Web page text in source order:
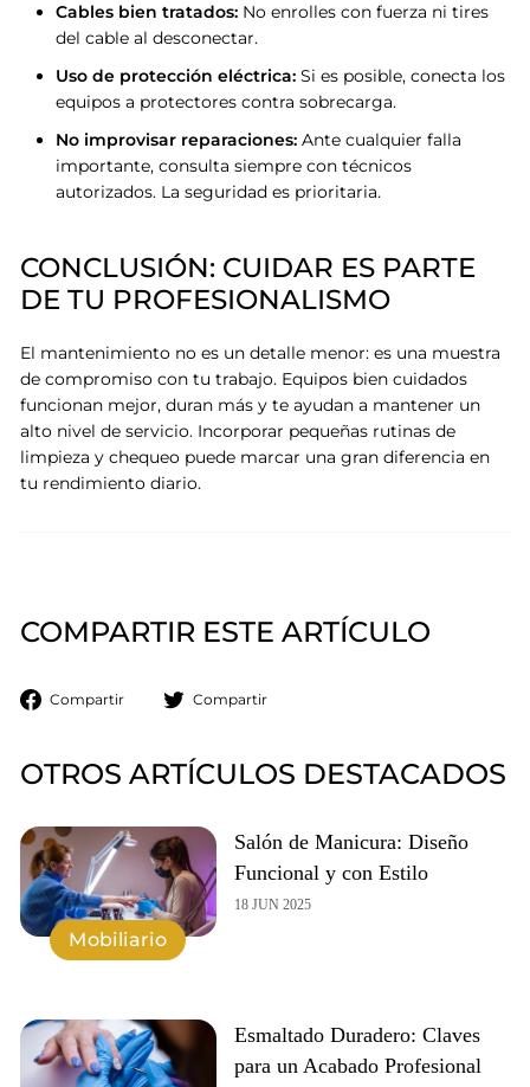
Cables bien tratados: No enrolles con fuerza ni tires
del cable al desconectar.
Uso de protección eléctrica: Si es posible, conecta los
equipos a protectores contra sobrecarga.
No improvisar reparaciones: Ante cualquier falla
importante, consulta siempre con técnicos
autorizados. La seguridad es prioritaria.
CONCLUSIÓN: CUIDAR ES PARTE
DE TU PROFESIONALISMO
El mantenimiento no es un detalle menor: es una muestra
de compromiso con tu trabajo. Equipos bien cuidados
funcionan mejor, duran más y te ayudan a mantener un
alto nivel de servicio. Incorporar pequeñas rutinas de
limpieza y chequeo puede marcar una gran diferencia en
tu rendimiento diario.
COMPARTIR ESTE ARTÍCULO
Compartir
CompartirCompartir
OTROS ARTÍCULOS DESTACADOS
Mobiliario
Salón de Manicura: Diseño
Funcional y con Estilo
18 JUN 2025
Esmaltado Duradero: Claves
para un Acabado Profesional